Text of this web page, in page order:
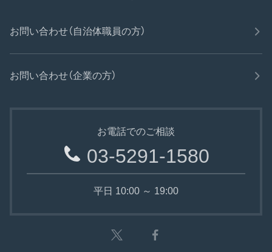
お問い合わせ（自治体職員の方）
お問い合わせ（企業の方）
お電話でのご相談
03-5291-1580
平日 10:00 ～ 19:00